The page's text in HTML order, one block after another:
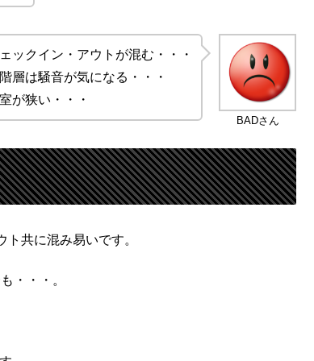
BADさん
ックイン・アウトが混む・・・
層は騒音が気になる・・・
が狭い・・・
共に混み易いです。
・・・。